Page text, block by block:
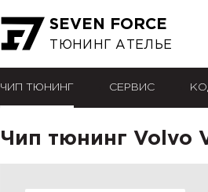
SEVEN FORCE
ТЮНИНГ АТЕЛЬЕ
ЧИП ТЮНИНГ СЕРВИС
Чип тюнинг Volvo